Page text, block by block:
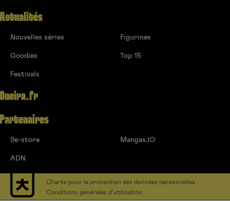
Actualités
Nouvelles séries
Goodies
Festivals
Figurines
Top 15
Oneira.fr
Partenaires
9e-store
ADN
Mangas.IO
Charte pour la protection des données personnelles
Conditions générales d’utilisation